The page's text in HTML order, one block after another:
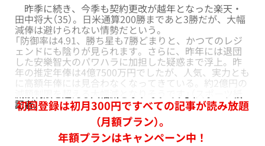
昨季に続き、今季も契約更改が越年となった楽天・
田中将大（35）。日米通算200勝まであと3勝だが、大幅
減俸は避けられない情勢だという。
「防御率は4.91、勝ち星も7勝どまりと、かつてのレジ
ェンドにも陰りが見られます。さらに、昨年には退団
した安樂智大のパワハラに加担した疑惑まで浮上。昨
年の推定年俸は4億7500万円でしたが、人気、実力とも
に高額年俸には見合わなくなってきている。約2億円の
記者）
初回登録は初月300円ですべての記事が読み放題
（月額プラン）。
年額プランはキャンペーン中！